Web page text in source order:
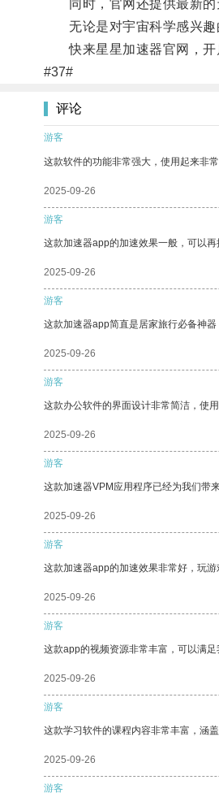
同时，官网还提供最新的
无论是对宇宙科学感兴趣
快来星星加速器官网，开
#37#
评论
游客
这款软件的功能非常强大，使用起来非常
2025-09-26
游客
这款加速器app的加速效果一般，可以
2025-09-26
游客
这款加速器app简直是居家旅行必备神
2025-09-26
游客
这款办公软件的界面设计非常简洁，使
2025-09-26
游客
这款加速器VPM应用程序已经为我们带
2025-09-26
游客
这款加速器app的加速效果非常好，玩
2025-09-26
游客
这款app的视频资源非常丰富，可以满足
2025-09-26
游客
这款学习软件的课程内容非常丰富，涵
2025-09-26
游客